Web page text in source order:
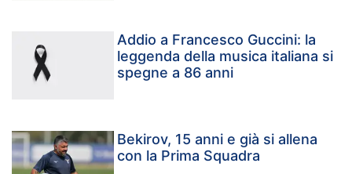
Addio a Francesco Guccini: la
leggenda della musica italiana si
spegne a 86 anni
Bekirov, 15 anni e già si allena
con la Prima Squadra